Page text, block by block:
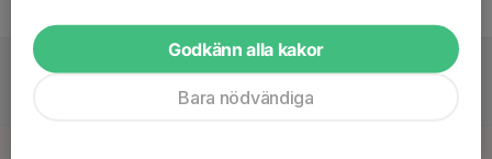
20 Match mot Gnosjö IF
Ryttarvallen 3, Gislaved
Godkänn alla kakor
Bara nödvändiga